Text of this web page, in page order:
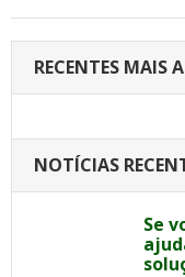
RECENTES MAIS
NOTÍCIAS
Se